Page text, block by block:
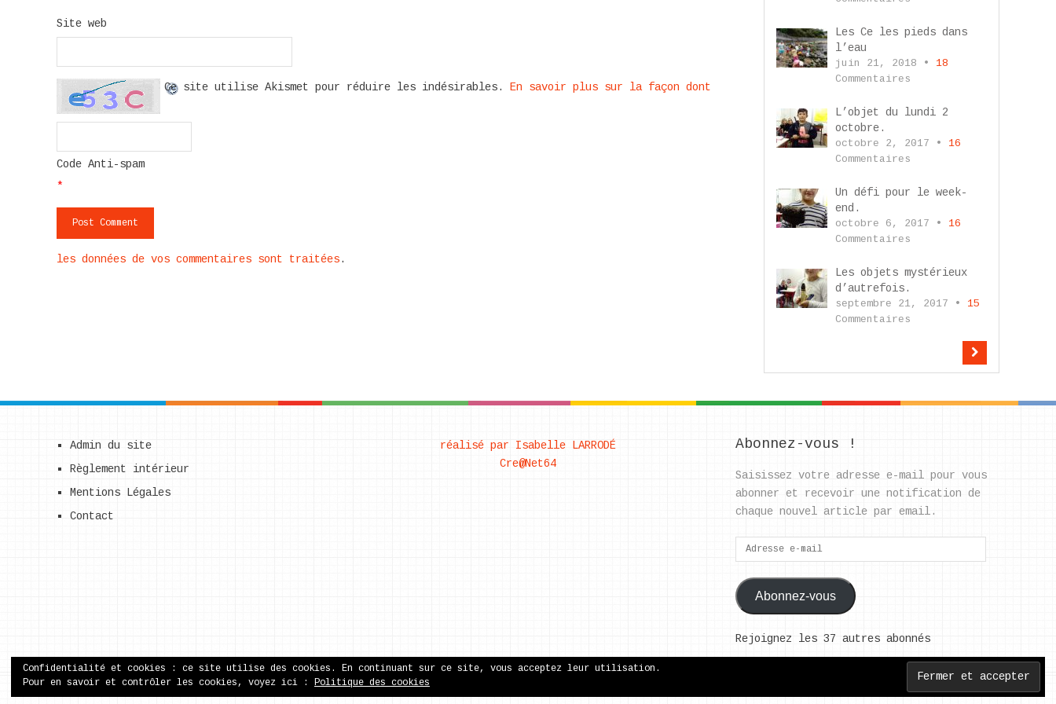
Site web
Code Anti-spam
*
Ce site utilise Akismet pour réduire les indésirables. En savoir plus sur la façon dont
les données de vos commentaires sont traitées.
Les Ce les pieds dans
l’eau
juin 21, 2018 • 18
Commentaires
L’objet du lundi 2
octobre.
octobre 2, 2017 • 16
Commentaires
Un défi pour le week-
end.
octobre 6, 2017 • 16
Commentaires
Les objets mystérieux
d’autrefois.
septembre 21, 2017 • 15
Commentaires
Admin du site
Règlement intérieur
Mentions Légales
Contact
réalisé par Isabelle LARRODÉ
Cre@Net64
Abonnez-vous !
Saisissez votre adresse e-mail pour vous
abonner et recevoir une notification de
chaque nouvel article par email.
Adresse
e-
mail
Abonnez-vous
Rejoignez les 37 autres abonnés
Copyright © 2026. Back to Top
Confidentialité et cookies : ce site utilise des cookies. En continuant sur ce site, vous acceptez leur utilisation.
Pour en savoir et contrôler les cookies, voyez ici : Politique des cookies